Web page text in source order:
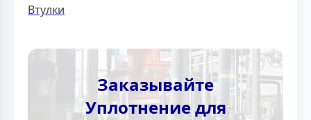
Втулки
Заказывайте
Уплотнение для